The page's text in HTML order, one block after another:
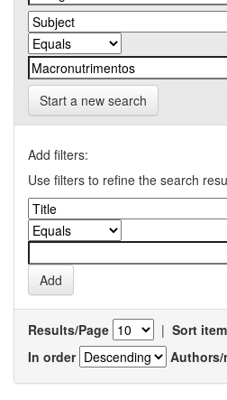
Start a new search
Add filters:
Use filters to refine the search
Results/Page | Sort
In order
Authors/